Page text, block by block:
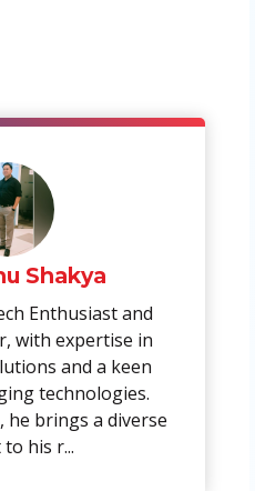
Shakya
Enthusiast and
with expertise in
and a keen
technologies.
he brings a diverse
his r...